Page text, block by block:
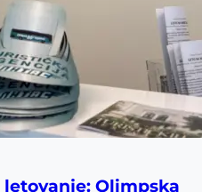
Olimpska